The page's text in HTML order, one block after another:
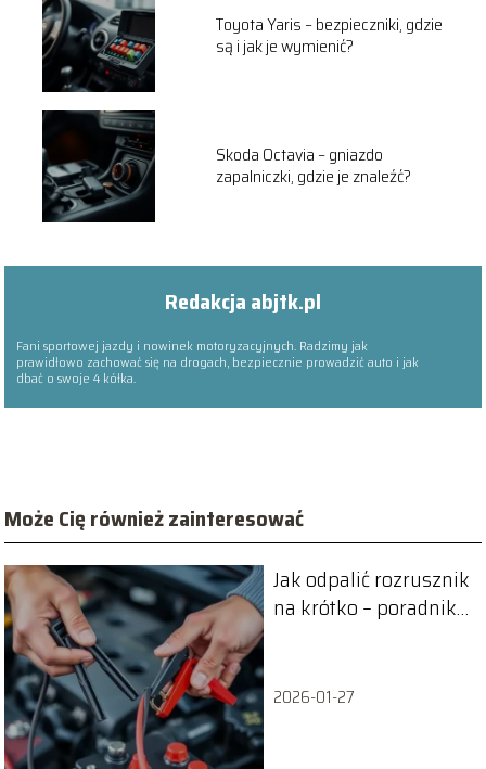
Toyota Yaris – bezpieczniki, gdzie
są i jak je wymienić?
Skoda Octavia – gniazdo
zapalniczki, gdzie je znaleźć?
Redakcja abjtk.pl
Fani sportowej jazdy i nowinek motoryzacyjnych. Radzimy jak
prawidłowo zachować się na drogach, bezpiecznie prowadzić auto i jak
dbać o swoje 4 kółka.
Może Cię również zainteresować
Jak odpalić rozrusznik
na krótko – poradnik
2026-01-27